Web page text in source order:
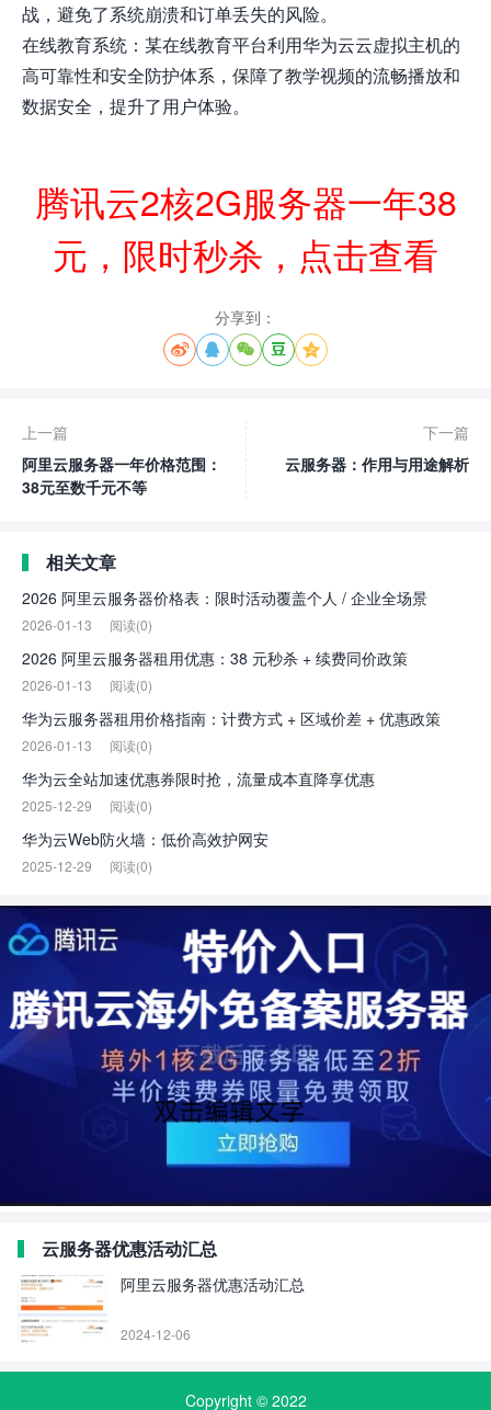
战，避免了系统崩溃和订单丢失的风险。
在线教育系统：某在线教育平台利用华为云云虚拟主机的
高可靠性和安全防护体系，保障了教学视频的流畅播放和
数据安全，提升了用户体验。
腾讯云2核2G服务器一年38
元，限时秒杀，点击查看
分享到：
    
上一篇
阿里云服务器一年价格范围：
38元至数千元不等
下一篇
云服务器：作用与用途解析
相关文章
2026 阿里云服务器价格表：限时活动覆盖个人 / 企业全场景
2026-01-13 阅读(0)
2026 阿里云服务器租用优惠：38 元秒杀 + 续费同价政策
2026-01-13 阅读(0)
华为云服务器租用价格指南：计费方式 + 区域价差 + 优惠政策
2026-01-13 阅读(0)
华为云全站加速优惠券限时抢，流量成本直降享优惠
2025-12-29 阅读(0)
华为云Web防火墙：低价高效护网安
2025-12-29 阅读(0)
云服务器优惠活动汇总
阿里云服务器优惠活动汇总
2024-12-06
Copyright © 2022